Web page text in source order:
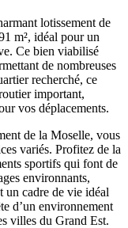
lotissement de
m², idéal pour un
Ce bien viabilisé
de nombreuses
recherché, ce
important,
vos déplacements.
de la Moselle, vous
variés. Profitez de la
sportifs qui font de
environnants,
un cadre de vie idéal
d’un environnement
villes du Grand Est.